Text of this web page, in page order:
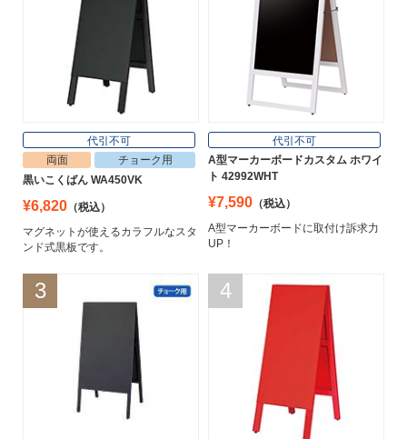
代引不可
両面
チョーク用
黒いこくばん WA450VK
¥6,820 （税込）
マグネットが使えるカラフルなスタ
ンド式黒板です。
代引不可
A型マーカーボードカスタム ホワイ
ト 42992WHT
¥7,590 （税込）
A型マーカーボードに取付け訴求力
UP！
3 4